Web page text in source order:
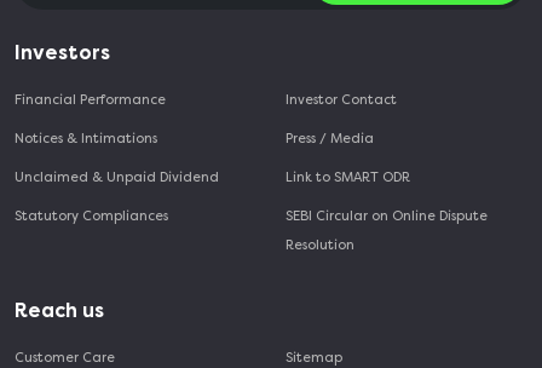
Investors
Financial Performance
Notices & Intimations
Unclaimed & Unpaid Dividend
Statutory Compliances
Investor Contact
Press / Media
Link to SMART ODR
SEBI Circular on Online Dispute
Resolution
Reach us
Customer Care Sitemap